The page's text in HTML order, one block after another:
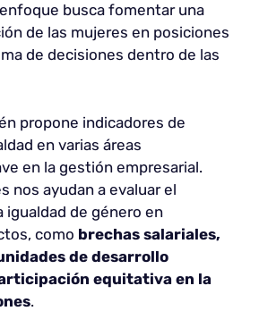
busca fomentar una
de las mujeres en posiciones
de decisiones dentro de las
propone indicadores de
en varias áreas
en la gestión empresarial.
nos ayudan a evaluar el
igualdad de género en
como brechas salariales,
de desarrollo
equitativa en la
.